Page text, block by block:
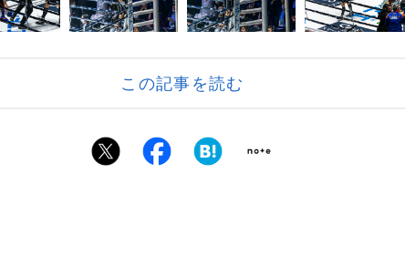
この記事を読む